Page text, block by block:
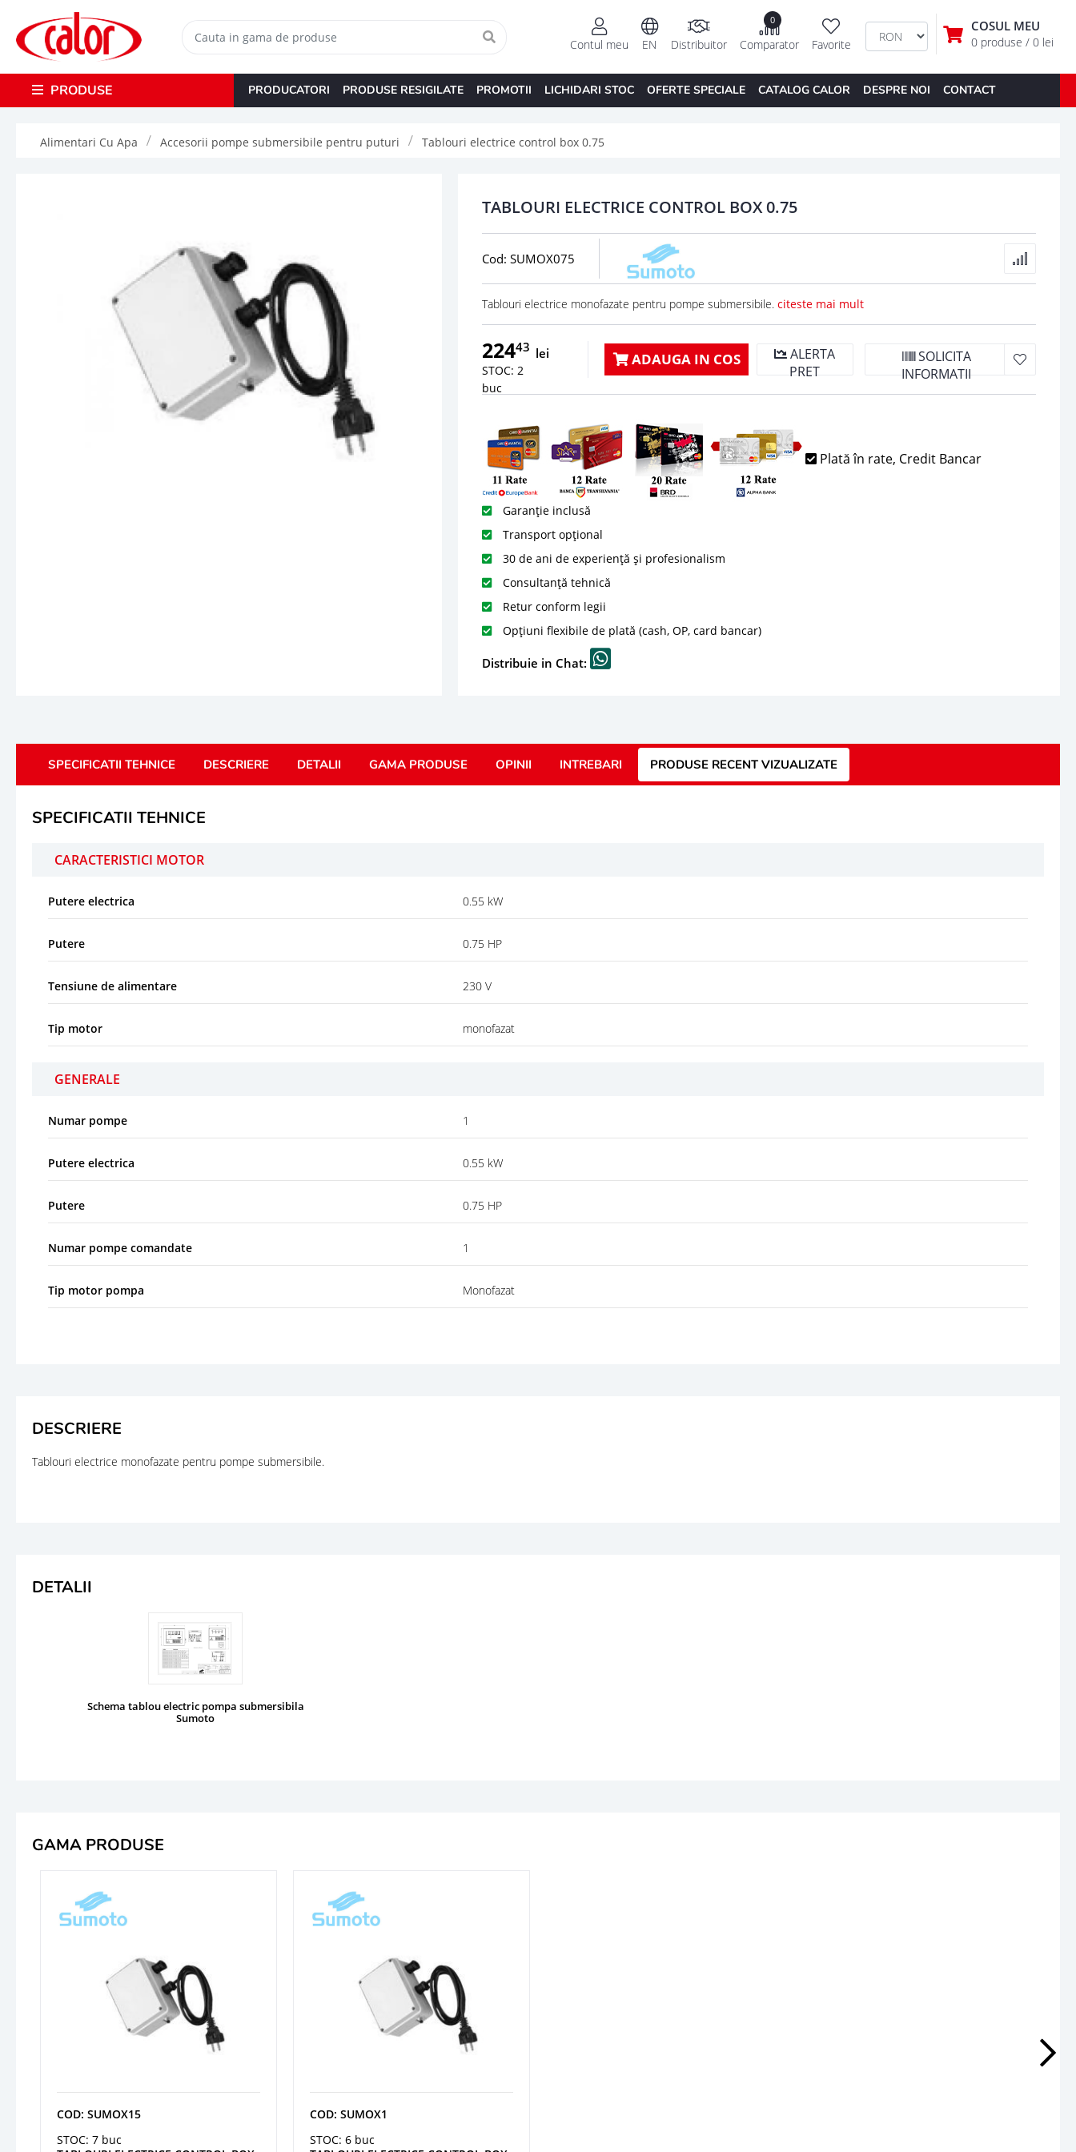
COSUL MEU
0 produse / 0 lei
Favorite
0
Comparator
Distribuitor
EN
Contul meu
PRODUSE PRODUCATORI PRODUSE RESIGILATE PROMOTII LICHIDARI STOC OFERTE SPECIALE CATALOG CALOR DESPRE NOI CONTACT
Alimentari Cu Apa Accesorii pompe submersibile pentru puturi Tablouri electrice control box 0.75
TABLOURI ELECTRICE CONTROL BOX 0.75
Cod: SUMOX075
Tablouri electrice monofazate pentru pompe submersibile. citeste mai mult
22443 lei
STOC: 2
buc
ADAUGA IN COS
ALERTA
PRET
SOLICITA
INFORMATII
Plată în rate, Credit Bancar
Garanție inclusă
Transport opțional
30 de ani de experiență și profesionalism
Consultanță tehnică
Retur conform legii
Opțiuni flexibile de plată (cash, OP, card bancar)
Distribuie in Chat:
SPECIFICATII TEHNICE DESCRIERE DETALII GAMA PRODUSE OPINII INTREBARI PRODUSE RECENT VIZUALIZATE
SPECIFICATII TEHNICE
CARACTERISTICI MOTOR
Putere electrica 0.55 kW
Putere 0.75 HP
Tensiune de alimentare 230 V
Tip motor monofazat
GENERALE
Numar pompe 1
Putere electrica 0.55 kW
Putere 0.75 HP
Numar pompe comandate 1
Tip motor pompa Monofazat
DESCRIERE
Tablouri electrice monofazate pentru pompe submersibile.
DETALII
Schema tablou electric pompa submersibila
Sumoto
GAMA PRODUSE
COD: SUMOX15
STOC: 7 buc
COD: SUMOX1
STOC: 6 buc